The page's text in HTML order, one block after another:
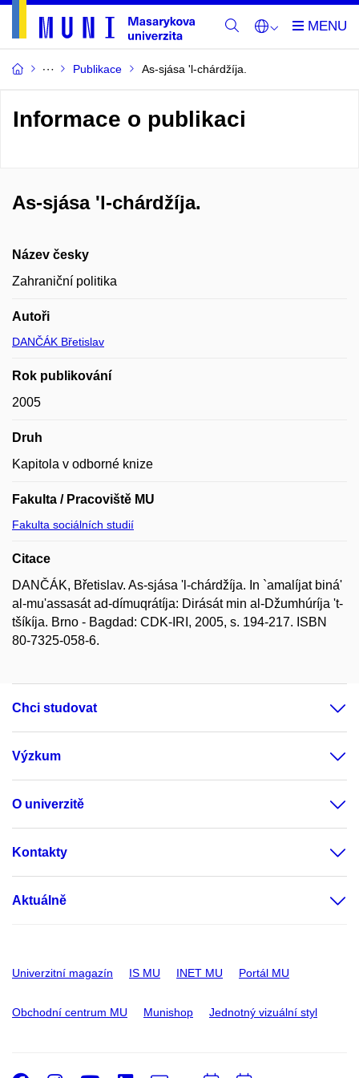
Publikace As-sjása 'l-chárdžíja.
Informace o publikaci
As-sjása 'l-chárdžíja.
Název česky
Zahraniční politika
Autoři
DANČÁK Břetislav
Rok publikování
2005
Druh
Kapitola v odborné knize
Fakulta / Pracoviště MU
Fakulta sociálních studií
Citace
DANČÁK, Břetislav. As-sjása 'l-chárdžíja. In `amalíjat biná'
al-mu'assasát ad-dímuqrátíja: Dirását min al-Džumhúríja 't-
tšíkíja. Brno - Bagdad: CDK-IRI, 2005, s. 194-217. ISBN
80-7325-058-6.
Chci studovat
Výzkum
O univerzitě
Kontakty
Aktuálně
Univerzitní magazín IS MU INET MU Portál MU
Obchodní centrum MU Munishop Jednotný vizuální styl